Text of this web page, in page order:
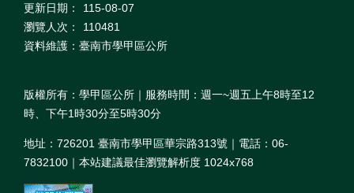
更新日期：
115-08-07
瀏覽人次：
110481
資料維護：臺南市學甲區公所
版權所有：學甲區公所｜服務時間：週一~週五上午8時至12
時、下午1時30分至5時30分
地址：726201 臺南市學甲區華宗路313號｜電話：06-
7832100｜本站建議最佳瀏覽解析度 1024x768